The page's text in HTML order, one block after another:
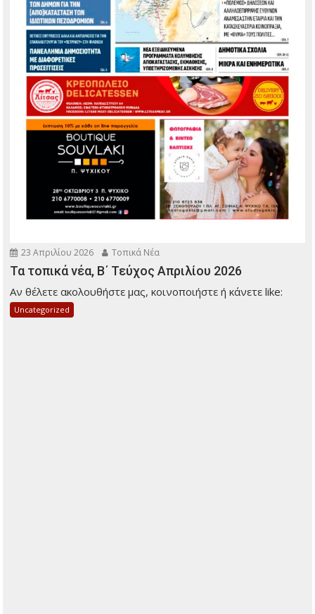
23 Απριλίου 2026 Τοπικά Νέα
Τα τοπικά νέα, Β΄ Τεύχος Απριλίου 2026
Αν θέλετε ακολουθήστε μας, κοινοποιήστε ή κάνετε like:
Uncategorized